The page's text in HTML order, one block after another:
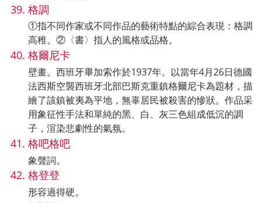
格調
①指不同作家或不同作品的藝術特點的綜合表現：格調
高稚。②〈書〉指人的風格或品格。
格爾尼卡
壁畫。西班牙畢加索作於1937年。以當年4月26日德國
法西斯空襲西班牙北部巴斯克重鎮格爾尼卡為題材，描
繪了該鎮被夷為平地，無辜居民被殺害的慘狀。作品采
用象征性手法和單純的黑、白、灰三色組成低沉的調
子，渲染悲劇性的氣氛。
格吧格吧
象聲詞。
格登登
形容過得硬。